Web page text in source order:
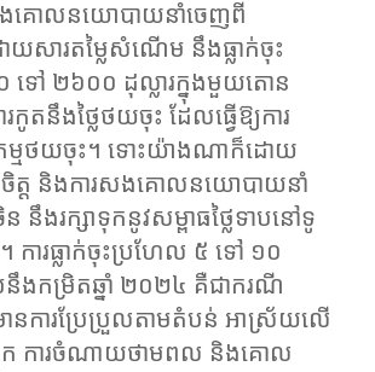
គោលនយោបាយនាំចេញពី
សារតម្លៃសំណើម នឹងធ្លាក់ចុះ
ៅ ២៦០០ ដុល្លារក្នុងមួយតោន
កូតនឹងថ្លៃថយចុះ ដែលធ្វើឱ្យការ
ថយចុះ។ ទោះយ៉ាងណាក៏ដោយ
ត្ត និងការសងគោលនយោបាយនាំ
នឹងរក្សាទុកនូវសម្ពាធថ្លៃទាបនៅទូ
ារធ្លាក់ចុះប្រហែល ៥ ទៅ ១០
ងកម្រិតឆ្នាំ ២០២៤ គឺជាករណី
នការប្រែប្រួលតាមតំបន់ អាស្រ័យលើ
រុក ការចំណាយថាមពល និងគោល